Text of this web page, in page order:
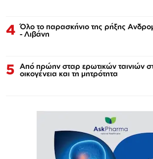
4 Όλο το παρασκήνιο της ρήξης
- Λιβάνη
5 Από πρώην σταρ ερωτικών ταινιών
οικογένεια και τη μητρότητα